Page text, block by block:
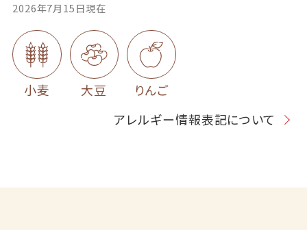
2026年7月15日現在
小麦 大豆
りんご
アレルギー情報表記について